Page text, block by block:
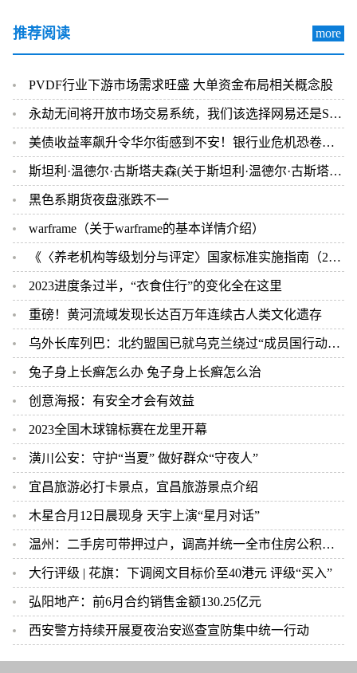
推荐阅读 more
PVDF行业下游市场需求旺盛 大单资金布局相关概念股
永劫无间将开放市场交易系统，我们该选择网易还是Steam
美债收益率飙升令华尔街感到不安！银行业危机恐卷土重来？
斯坦利·温德尔·古斯塔夫森(关于斯坦利·温德尔·古斯塔夫森的简介)
黑色系期货夜盘涨跌不一
warframe（关于warframe的基本详情介绍）
《〈养老机构等级划分与评定〉国家标准实施指南（2023版）》发布
2023进度条过半，“衣食住行”的变化全在这里
重磅！黄河流域发现长达百万年连续古人类文化遗存
乌外长库列巴：北约盟国已就乌克兰绕过“成员国行动计划”达成共识
兔子身上长癣怎么办 兔子身上长癣怎么治
创意海报：有安全才会有效益
2023全国木球锦标赛在龙里开幕
潢川公安：守护“当夏” 做好群众“守夜人”
宜昌旅游必打卡景点，宜昌旅游景点介绍
木星合月12日晨现身 天宇上演“星月对话”
温州：二手房可带押过户，调高并统一全市住房公积金贷款额度
大行评级 | 花旗：下调阅文目标价至40港元 评级“买入”
弘阳地产：前6月合约销售金额130.25亿元
西安警方持续开展夏夜治安巡查宣防集中统一行动